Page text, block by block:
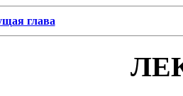
глава